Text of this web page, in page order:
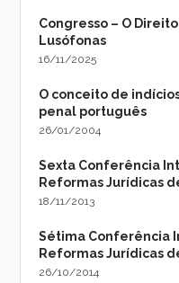
Congresso – O
Lusófonas
16/11/2025
O conceito de
penal português
26/01/2004
Sexta Conferência
Reformas Jurídicas
18/11/2013
Sétima Conferência
Reformas Jurídicas
26/10/2014